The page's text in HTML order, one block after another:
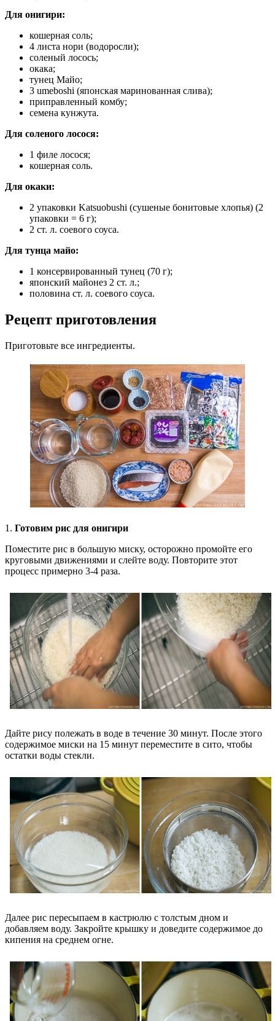
Для онигири:
кошерная соль;
4 листа нори (водоросли);
соленый лосось;
окака;
тунец Майо;
3 umeboshi (японская маринованная слива);
приправленный комбу;
семена кунжута.
Для соленого лосося:
1 филе лосося;
кошерная соль.
Для окаки:
2 упаковки Katsuobushi (сушеные бонитовые хлопья) (2
упаковки = 6 г);
2 ст. л. соевого соуса.
Для тунца майо:
1 консервированный тунец (70 г);
японский майонез 2 ст. л.;
половина ст. л. соевого соуса.
Рецепт приготовления
Приготовьте все ингредиенты.
1. Готовим рис для онигири
Поместите рис в большую миску, осторожно промойте его
круговыми движениями и слейте воду. Повторите этот
процесс примерно 3-4 раза.
Дайте рису полежать в воде в течение 30 минут. После этого
содержимое миски на 15 минут переместите в сито, чтобы
остатки воды стекли.
Далее рис пересыпаем в кастрюлю с толстым дном и
добавляем воду. Закройте крышку и доведите содержимое до
кипения на среднем огне.